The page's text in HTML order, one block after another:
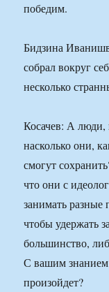
победим.
Бидзина
собрал вокруг
несколько
Косачев: А люди,
насколько они,
смогут
что они с
занимать разные
чтобы удержать
большинство,
С вашим знанием
произойдет?